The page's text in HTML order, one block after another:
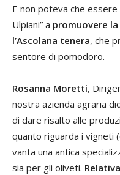
E non poteva che essere
Ulpiani” a promuovere la
l’Ascolana tenera, che
sentore di pomodoro.
Rosanna Moretti,
nostra azienda agraria
di dare risalto alle
quanto riguarda i vigneti
vanta una antica
sia per gli oliveti.